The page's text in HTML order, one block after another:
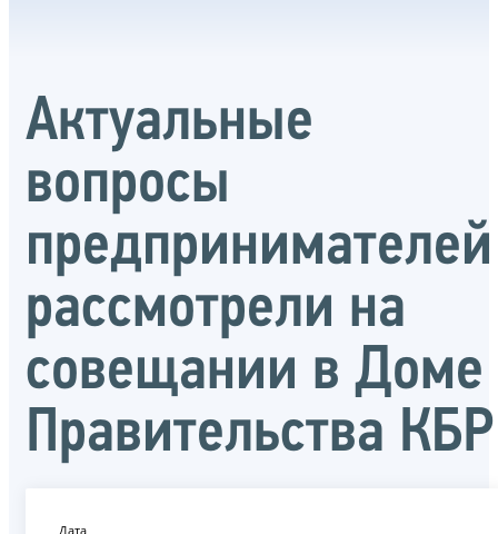
Актуальные
вопросы
предпринимателей
рассмотрели на
совещании в Доме
Правительства КБР
Дата